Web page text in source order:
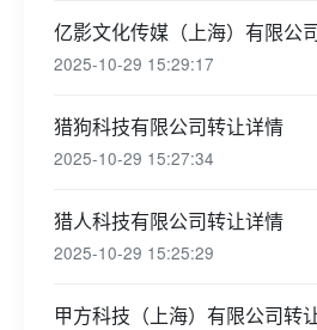
亿影文化传媒（上海）有限公
2025-10-29 15:29:17
猎狗科技有限公司转让详情
2025-10-29 15:27:34
猎人科技有限公司转让详情
2025-10-29 15:25:29
甲方科技（上海）有限公司转